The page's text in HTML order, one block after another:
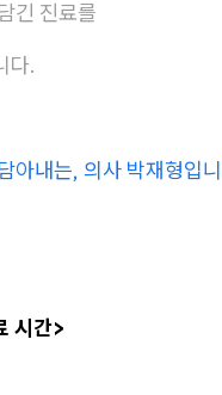
긴 진료를
다.
아내는, 의사 박재형입
시간>